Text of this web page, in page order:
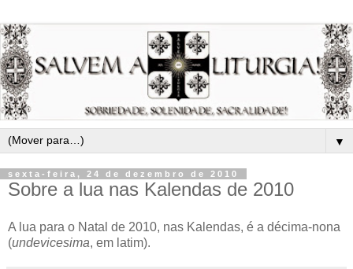
▼
sexta-feira, 24 de dezembro de 2010
Sobre a lua nas Kalendas de 2010
A lua para o Natal de 2010, nas Kalendas, é a décima-nona
(undevicesima, em latim).